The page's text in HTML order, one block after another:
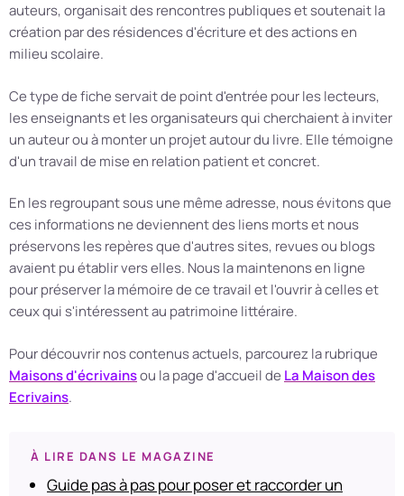
auteurs, organisait des rencontres publiques et soutenait la
création par des résidences d'écriture et des actions en
milieu scolaire.
Ce type de fiche servait de point d'entrée pour les lecteurs,
les enseignants et les organisateurs qui cherchaient à inviter
un auteur ou à monter un projet autour du livre. Elle témoigne
d'un travail de mise en relation patient et concret.
En les regroupant sous une même adresse, nous évitons que
ces informations ne deviennent des liens morts et nous
préservons les repères que d'autres sites, revues ou blogs
avaient pu établir vers elles. Nous la maintenons en ligne
pour préserver la mémoire de ce travail et l'ouvrir à celles et
ceux qui s'intéressent au patrimoine littéraire.
Pour découvrir nos contenus actuels, parcourez la rubrique
Maisons d'écrivainsou la page d'accueil de La Maison des
Ecrivains.
À LIRE DANS LE MAGAZINE
Guide pas à pas pour poser et raccorder un